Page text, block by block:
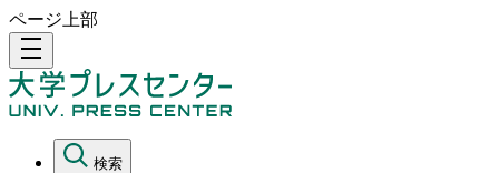
ページ上部
density_medium
検索